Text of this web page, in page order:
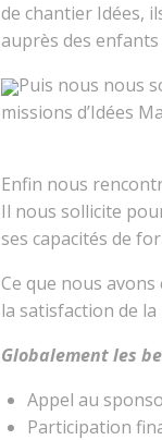
de chantier Idées,
auprès des
Puis nous nous
missions d’Idées
Enfin nous
Il nous sollicite
ses capacités de
Ce que nous
la satisfaction de
Globalement les
Appel au
Participation